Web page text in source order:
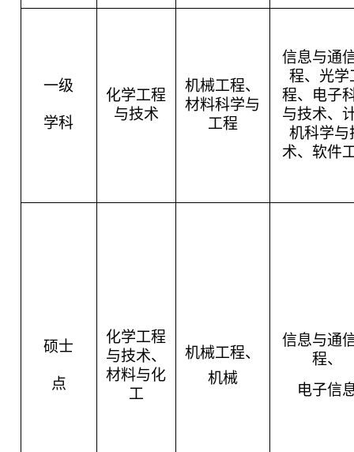
一级
学科
化学工程
与技术
机械工程、
材料科学与
工程
信息与通
程、光学
程、电子
与技术、
机科学与
术、软件
硕士
点
化学工程
与技术、
材料与化
工
机械工程、
机械
信息与通
程、
电子信